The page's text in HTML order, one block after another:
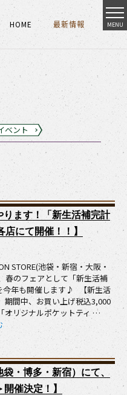
MENU
HOME
HOME
HOME
最新情報
最新情報
ベント
ります！「新生活補完計
にて開催！！】
STORE(池袋・新宿・大阪・
春のフェアとして「新生活補
今年も開催します♪ 【新生活
期間中、お買い上げ税込3,000
オリジナルポケットティ …
・新商品：今年もやります！「新
袋・博多・新宿）にて、
催決定！】